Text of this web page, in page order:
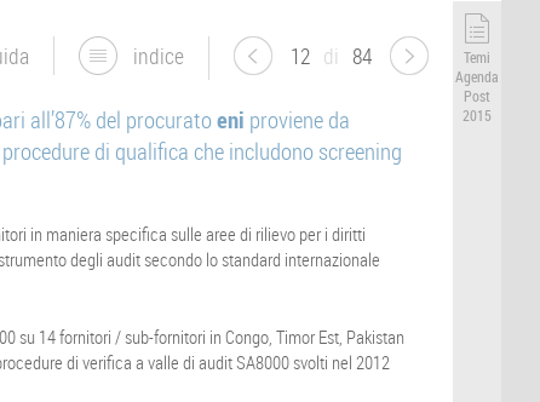
12 di 84
indice
all’87% del procuratoeni proviene da
di qualifica che includono screening
in maniera specifica sulle aree di rilievo per i diritti
degli audit secondo lo standard internazionale
su 14 fornitori / sub-fornitori in Congo, Timor Est, Pakistan
di verifica a valle di audit SA8000 svolti nel 2012
Temi
Agenda
Post
2015